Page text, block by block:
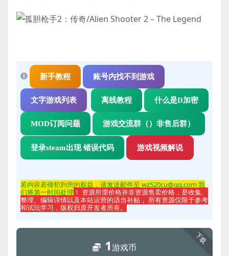
新手教程 账号内找不到游戏
文字游戏列表 离线教程 什么是D加密
MOD订阅问题 游戏交流群（）非售后群）
登录steam出现 错误代码 游戏视频解说
若内容若侵犯到您的权益，请发送邮件至 wz520cu@qq.com 我
们将第一时间处理 ！ 资源所需价格并非资源售卖价格，是收集、
整理、编辑详情以及本站运营的适当补贴， 所有资源仅限于参考
和试玩学习，版权归原开发者所有。
下载
1游戏币